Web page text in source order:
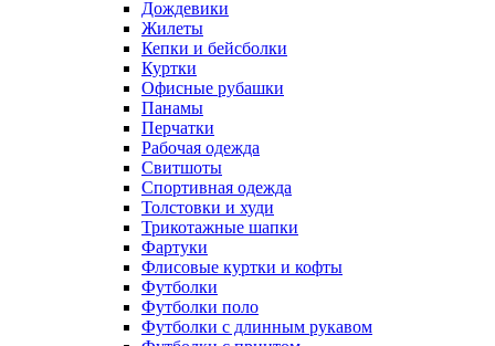
Дождевики
Жилеты
Кепки и бейсболки
Куртки
Офисные рубашки
Панамы
Перчатки
Рабочая одежда
Свитшоты
Спортивная одежда
Толстовки и худи
Трикотажные шапки
Фартуки
Флисовые куртки и кофты
Футболки
Футболки поло
Футболки с длинным рукавом